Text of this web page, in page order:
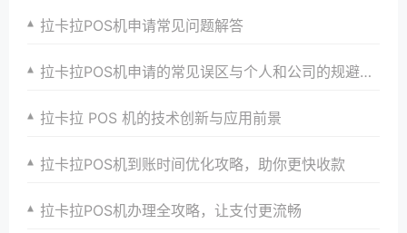
拉卡拉POS机申请常见问题解答
拉卡拉POS机申请的常见误区与个人和公司的规避方法
拉卡拉 POS 机的技术创新与应用前景
拉卡拉POS机到账时间优化攻略，助你更快收款
拉卡拉POS机办理全攻略，让支付更流畅